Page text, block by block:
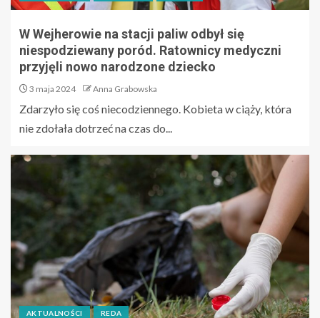
W Wejherowie na stacji paliw odbył się
niespodziewany poród. Ratownicy medyczni
przyjęli nowo narodzone dziecko
3 maja 2024 Anna Grabowska
Zdarzyło się coś niecodziennego. Kobieta w ciąży, która
nie zdołała dotrzeć na czas do...
AKTUALNOŚCI REDA